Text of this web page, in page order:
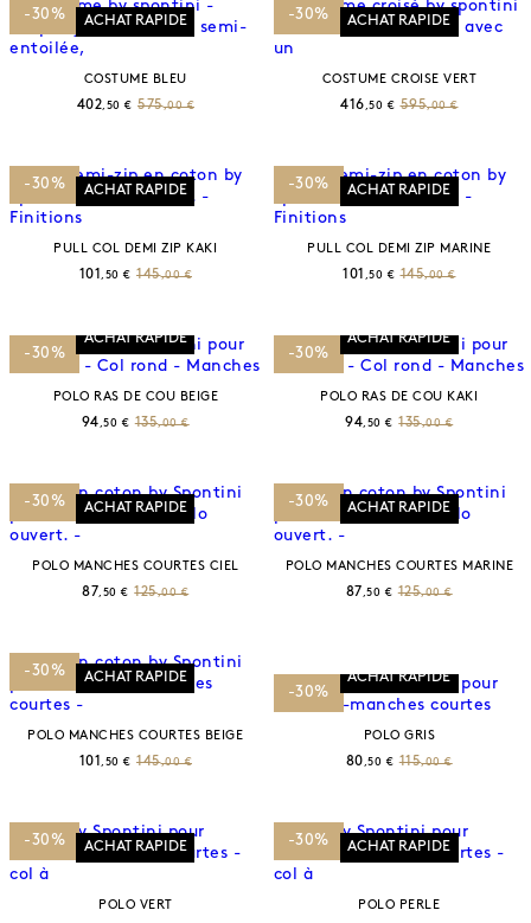
-30% ACHAT RAPIDE
COSTUME BLEU
402,50 € 575,00 €
-30% ACHAT RAPIDE
COSTUME CROISE VERT
416 ,50 € 595,00 €
-30% ACHAT RAPIDE
PULL COL DEMI ZIP KAKI
101 ,50 € 145,00 €
-30% ACHAT RAPIDE
PULL COL DEMI ZIP MARINE
101 ,50 € 145,00 €
-30%
ACHAT RAPIDE
POLO RAS DE COU BEIGE
94 ,50 € 135,00 €
-30%
ACHAT RAPIDE
POLO RAS DE COU KAKI
94,50 € 135,00 €
-30% ACHAT RAPIDE
POLO MANCHES COURTES CIEL
87,50 € 125,00 €
-30% ACHAT RAPIDE
POLO MANCHES COURTES MARINE
87 ,50 € 125,00 €
-30% ACHAT RAPIDE
POLO MANCHES COURTES BEIGE
101 ,50 € 145,00 €
-30%
ACHAT RAPIDE
POLO GRIS
80 ,50 € 115,00 €
-30% ACHAT RAPIDE
POLO VERT
-30% ACHAT RAPIDE
POLO PERLE